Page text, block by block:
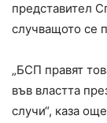
представител
случващото се
„БСП правят
във властта
случи“, каза